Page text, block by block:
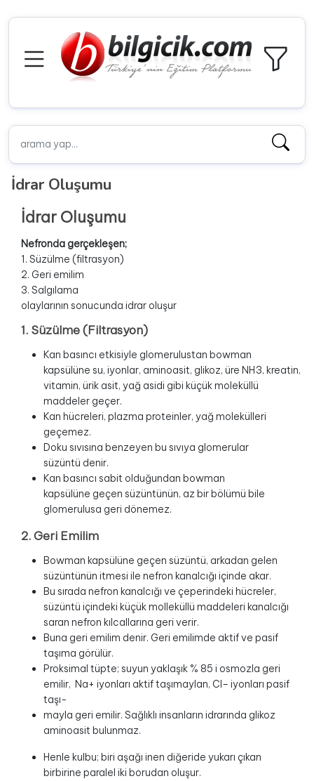
İdrar Oluşumu
İdrar Oluşumu
Nefronda gerçekleşen;
1. Süzülme (filtrasyon)
2. Geri emilim
3. Salgılama
olaylarının sonucunda idrar oluşur
1. Süzülme (Filtrasyon)
Kan basıncı etkisiyle glomerulustan bowman
kapsülüne su, iyonlar, aminoasit, glikoz, üre NH3, kreatin,
vitamin, ürik asit, yağ asidi gibi küçük moleküllü
maddeler geçer.
Kan hücreleri, plazma proteinler, yağ molekülleri
geçemez.
Doku sıvısına benzeyen bu sıvıya glomerular
süzüntü denir.
Kan basıncı sabit olduğundan bowman
kapsülüne geçen süzüntünün, az bir bölümü bile
glomerulusa geri dönemez.
2. Geri Emilim
Bowman kapsülüne geçen süzüntü, arkadan gelen
süzüntünün itmesi ile nefron kanalcığı içinde akar.
Bu sırada nefron kanalcığı ve çeperindeki hücreler,
süzüntü içindeki küçük molleküllü maddeleri kanalcığı
saran nefron kılcallarına geri verir.
Buna geri emilim denir. Geri emilimde aktif ve pasif
taşıma görülür.
Proksimal tüpte; suyun yaklaşık % 85 i osmozla geri
emilir, Na+ iyonları aktif taşımaylan, Cl– iyonları pasif
taşı-
mayla geri emilir. Sağlıklı insanların idrarında glikoz
aminoasit bulunmaz.
Henle kulbu; biri aşağı inen diğeride yukarı çıkan
birbirine paralel iki borudan oluşur.